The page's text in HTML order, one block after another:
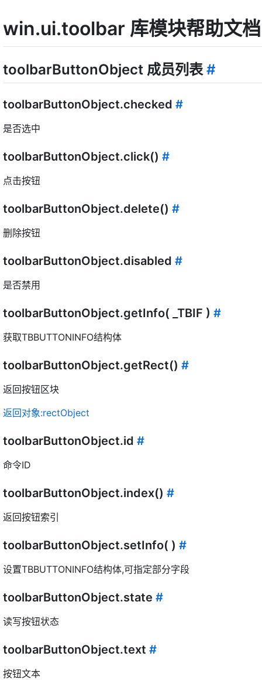
win.ui.toolbar 库模块帮助文档
toolbarButtonObject 成员列表 #
toolbarButtonObject.checked #
是否选中
toolbarButtonObject.click() #
点击按钮
toolbarButtonObject.delete() #
删除按钮
toolbarButtonObject.disabled #
是否禁用
toolbarButtonObject.getInfo( _TBIF ) #
获取TBBUTTONINFO结构体
toolbarButtonObject.getRect() #
返回按钮区块
返回对象:rectObject
toolbarButtonObject.id #
命令ID
toolbarButtonObject.index() #
返回按钮索引
toolbarButtonObject.setInfo( ) #
设置TBBUTTONINFO结构体,可指定部分字段
toolbarButtonObject.state #
读写按钮状态
toolbarButtonObject.text #
按钮文本